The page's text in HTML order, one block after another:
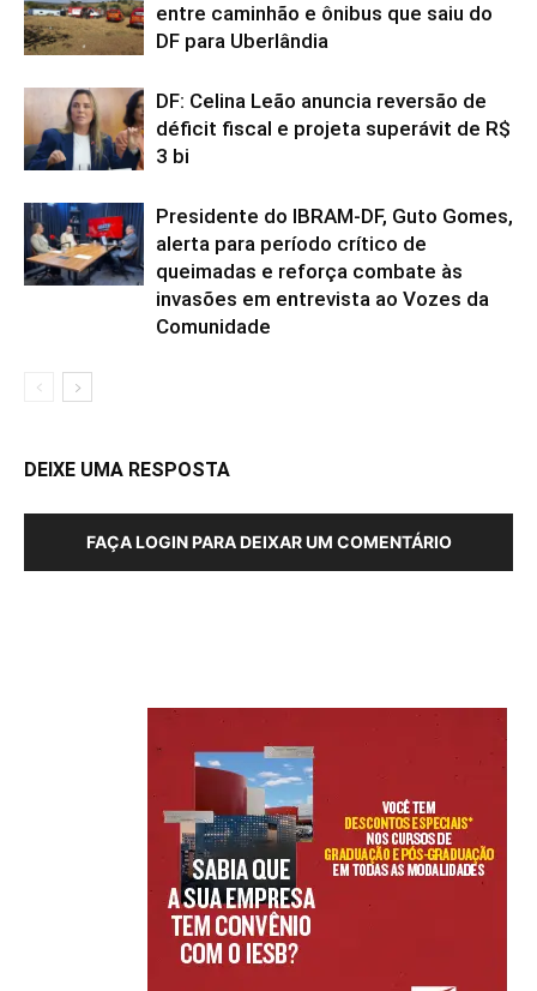
entre caminhão e ônibus que saiu do
DF para Uberlândia
DF: Celina Leão anuncia reversão de
déficit fiscal e projeta superávit de R$
3 bi
Presidente do IBRAM-DF, Guto Gomes,
alerta para período crítico de
queimadas e reforça combate às
invasões em entrevista ao Vozes da
Comunidade
DEIXE UMA RESPOSTA
FAÇA LOGIN PARA DEIXAR UM COMENTÁRIO